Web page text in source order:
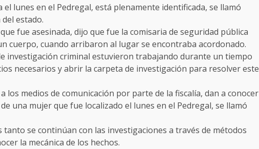
el lunes en el Pedregal, está plenamente identificada, se llamó
estado.
fue asesinada, dijo que fue la comisaria de seguridad pública
cuerpo, cuando arribaron al lugar se encontraba acordonado.
investigación criminal estuvieron trabajando durante un tiempo
necesarios y abrir la carpeta de investigación para resolver este
medios de comunicación por parte de la fiscalía, dan a conocer
una mujer que fue localizado el lunes en el Pedregal, se llamó
se continúan con las investigaciones a través de métodos
la mecánica de los hechos.